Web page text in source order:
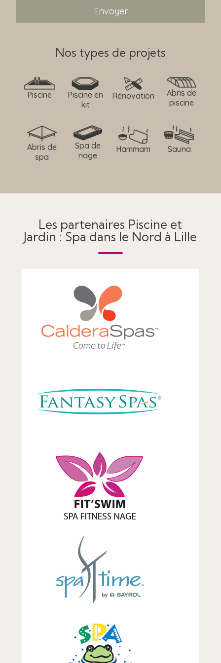
Nos types de projets
Piscine
Piscine en
kit
Rénovation
Abris de
piscine
Abris de
spa
Spa de
nage
Hammam Sauna
Les partenaires Piscine et
Jardin : Spa dans le Nord à Lille